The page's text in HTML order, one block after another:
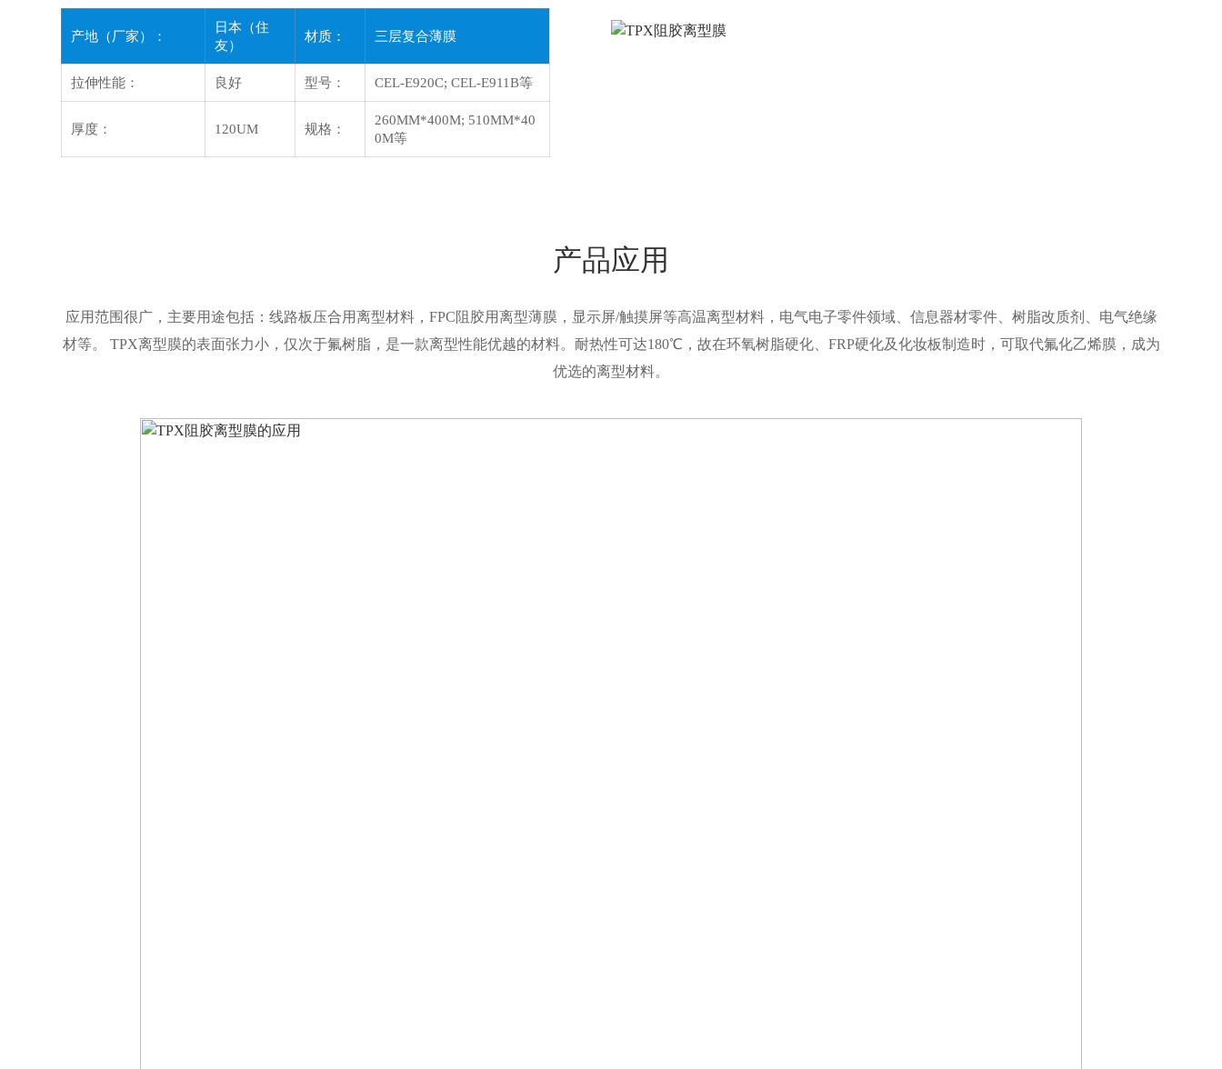
产地（厂家）：
日本（住
友）
材质： 三层复合薄膜
拉伸性能： 良好 型号： CEL-E920C; CEL-E911B等
厚度： 120UM 规格：
260MM*400M; 510MM*40
0M等
产品应用
应用范围很广，主要用途包括：线路板压合用离型材料，FPC阻胶用离型薄膜，显示屏/触摸屏等高温离型材料，电气电子零件领域、信息器材零件、树脂改质剂、电气绝缘
材等。 TPX离型膜的表面张力小，仅次于氟树脂，是一款离型性能优越的材料。耐热性可达180℃，故在环氧树脂硬化、FRP硬化及化妆板制造时，可取代氟化乙烯膜，成为
优选的离型材料。